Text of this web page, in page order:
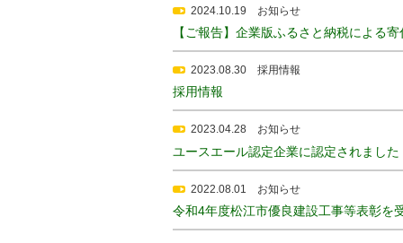
2024.10.19 お知らせ
【ご報告】企業版ふるさと納税による
2023.08.30 採用情報
採用情報
2023.04.28 お知らせ
ユースエール認定企業に認定されました
2022.08.01 お知らせ
令和4年度松江市優良建設工事等表彰を